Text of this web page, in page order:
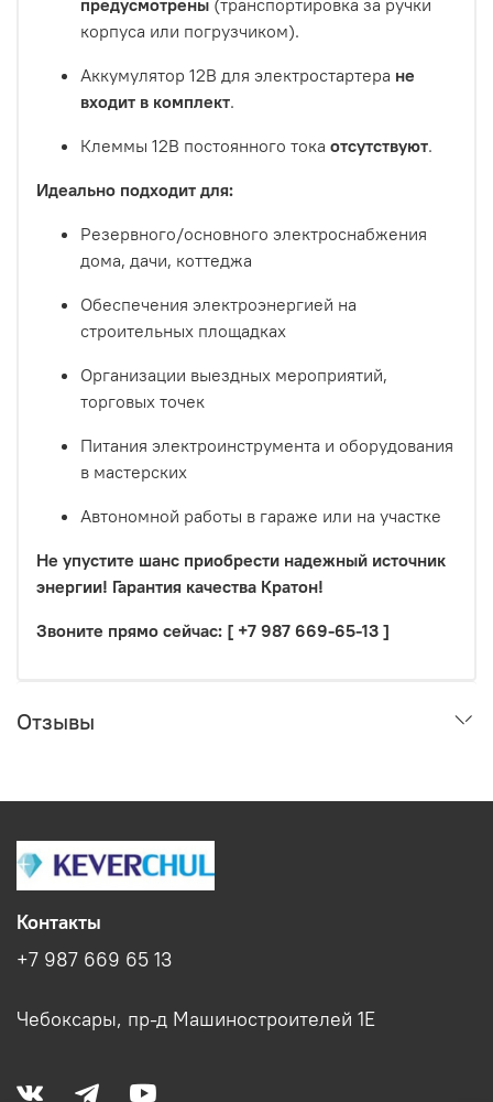
предусмотрены (транспортировка за ручки
корпуса или погрузчиком).
Аккумулятор 12В для электростартера не
входит в комплект.
Клеммы 12В постоянного тока отсутствуют.
Идеально подходит для:
Резервного/основного электроснабжения
дома, дачи, коттеджа
Обеспечения электроэнергией на
строительных площадках
Организации выездных мероприятий,
торговых точек
Питания электроинструмента и оборудования
в мастерских
Автономной работы в гараже или на участке
Не упустите шанс приобрести надежный источник
энергии! Гарантия качества Кратон!
Звоните прямо сейчас: [ +7 987 669-65-13 ]
Отзывы
Контакты
+7 987 669 65 13
Чебоксары, пр-д Машиностроителей 1Е